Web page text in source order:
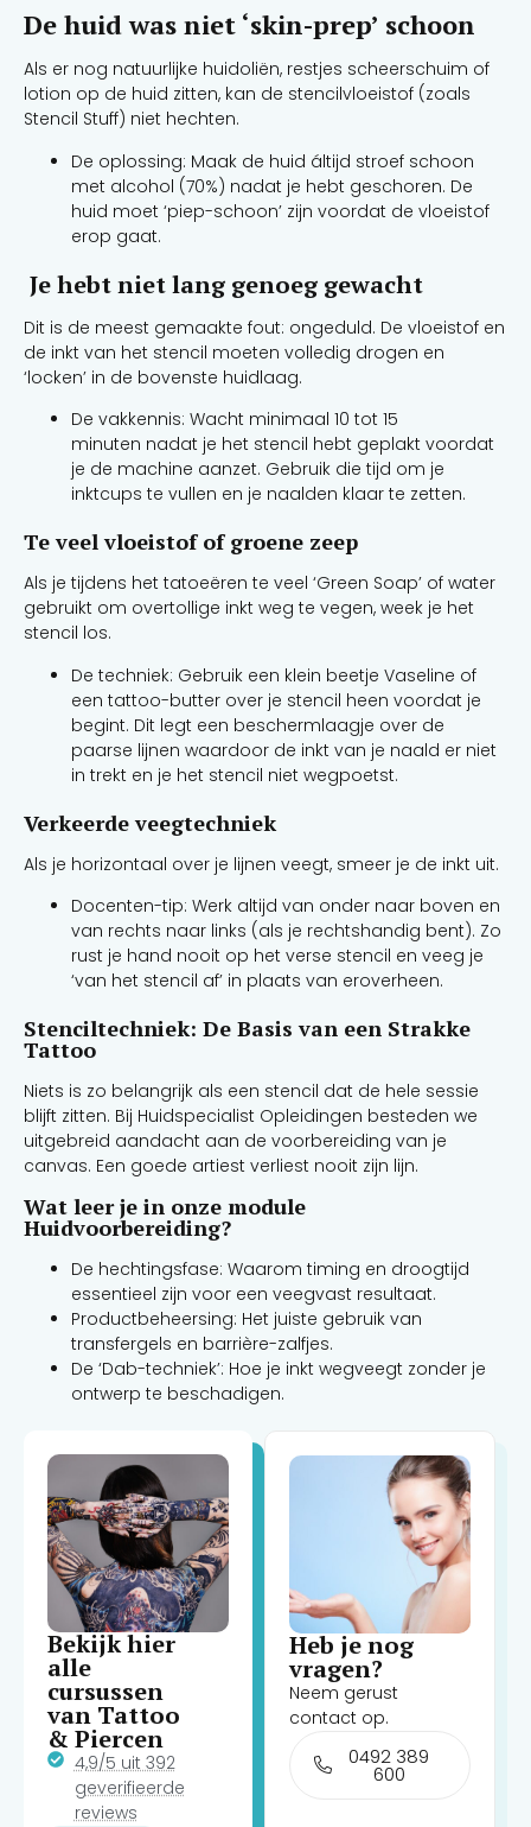
De huid was niet ‘skin-prep’ schoon
Als er nog natuurlijke huidoliën, restjes scheerschuim of
lotion op de huid zitten, kan de stencilvloeistof (zoals
Stencil Stuff) niet hechten.
De oplossing: Maak de huid áltijd stroef schoon
met alcohol (70%) nadat je hebt geschoren. De
huid moet ‘piep-schoon’ zijn voordat de vloeistof
erop gaat.
Je hebt niet lang genoeg gewacht
Dit is de meest gemaakte fout: ongeduld. De vloeistof en
de inkt van het stencil moeten volledig drogen en
‘locken’ in de bovenste huidlaag.
De vakkennis: Wacht minimaal 10 tot 15
minuten nadat je het stencil hebt geplakt voordat
je de machine aanzet. Gebruik die tijd om je
inktcups te vullen en je naalden klaar te zetten.
Te veel vloeistof of groene zeep
Als je tijdens het tatoeëren te veel ‘Green Soap’ of water
gebruikt om overtollige inkt weg te vegen, week je het
stencil los.
De techniek: Gebruik een klein beetje Vaseline of
een tattoo-butter over je stencil heen voordat je
begint. Dit legt een beschermlaagje over de
paarse lijnen waardoor de inkt van je naald er niet
in trekt en je het stencil niet wegpoetst.
Verkeerde veegtechniek
Als je horizontaal over je lijnen veegt, smeer je de inkt uit.
Docenten-tip: Werk altijd van onder naar boven en
van rechts naar links (als je rechtshandig bent). Zo
rust je hand nooit op het verse stencil en veeg je
‘van het stencil af’ in plaats van eroverheen.
Stenciltechniek: De Basis van een Strakke
Tattoo
Niets is zo belangrijk als een stencil dat de hele sessie
blijft zitten. Bij Huidspecialist Opleidingen besteden we
uitgebreid aandacht aan de voorbereiding van je
canvas. Een goede artiest verliest nooit zijn lijn.
Wat leer je in onze module
Huidvoorbereiding?
De hechtingsfase: Waarom timing en droogtijd
essentieel zijn voor een veegvast resultaat.
Productbeheersing: Het juiste gebruik van
transfergels en barrière-zalfjes.
De ‘Dab-techniek’: Hoe je inkt wegveegt zonder je
ontwerp te beschadigen.
Bekijk hier
alle
cursussen
van Tattoo
& Piercen
4,9/5 uit 392
geverifieerde
reviews
Heb je nog
vragen?
Neem gerust
contact op.
0492 389
600